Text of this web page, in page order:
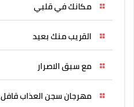
مكانك في قلبي
القريب منك بعيد
مع سبق الاصرار
مهرجان سجن العذاب قافل